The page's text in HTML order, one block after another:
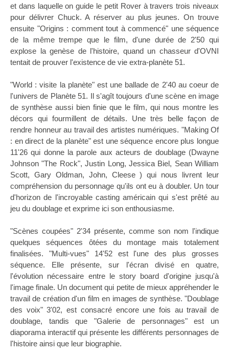
et dans laquelle on guide le petit Rover à travers trois niveaux
pour délivrer Chuck. A réserver au plus jeunes. On trouve
ensuite "Origins : comment tout à commencé" une séquence
de la même trempe que le film, d'une durée de 2'50 qui
explose la genèse de l'histoire, quand un chasseur d'OVNI
tentait de prouver l'existence de vie extra-planète 51.
"World : visite la planète" est une ballade de 2'40 au coeur de
l'univers de Planète 51. Il s'agît toujours d'une scène en image
de synthèse aussi bien finie que le film, qui nous montre les
décors qui fourmillent de détails. Une très belle façon de
rendre honneur au travail des artistes numériques. "Making Of
: en direct de la planète" est une séquence encore plus longue
11'26 qui donne la parole aux acteurs de doublage (Dwayne
Johnson "The Rock", Justin Long, Jessica Biel, Sean William
Scott, Gary Oldman, John, Cleese ) qui nous livrent leur
compréhension du personnage qu'ils ont eu à doubler. Un tour
d'horizon de l'incroyable casting américain qui s'est prêté au
jeu du doublage et exprime ici son enthousiasme.
"Scènes coupées" 2'34 présente, comme son nom l'indique
quelques séquences ôtées du montage mais totalement
finalisées. "Multi-vues" 14'52 est l'une des plus grosses
séquence. Elle présente, sur l'écran divisé en quatre,
l'évolution nécessaire entre le story board d'origine jusqu'à
l'image finale. Un document qui petite de mieux appréhender le
travail de création d'un film en images de synthèse. "Doublage
des voix" 3'02, est consacré encore une fois au travail de
doublage, tandis que "Galerie de personnages" est un
diaporama interactif qui présente les différents personnages de
l'histoire ainsi que leur biographie.